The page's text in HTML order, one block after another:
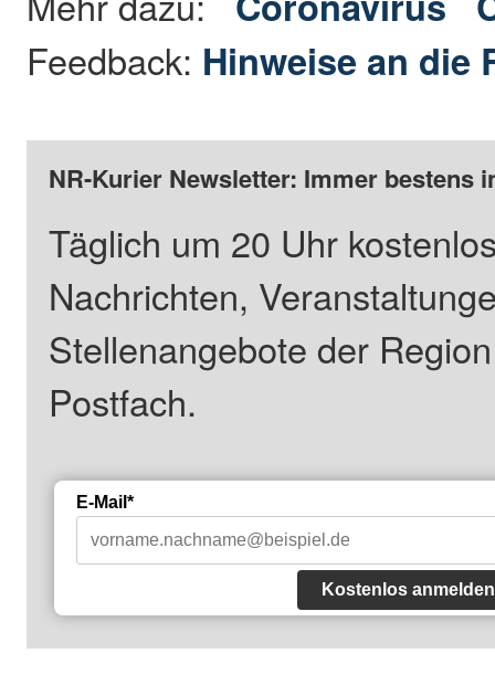
Feedback: Hinweise an die
NR-Kurier Newsletter: Immer bestens
Täglich um 20 Uhr
Nachrichten,
Stellenangebote der
Postfach.
E-Mail*
Kostenlos anmelden